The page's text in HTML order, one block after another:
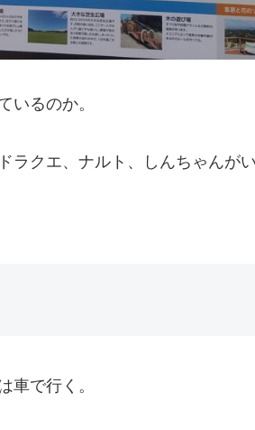
いるのか。
ラクエ、ナルト、しんちゃんがい
車で行く。